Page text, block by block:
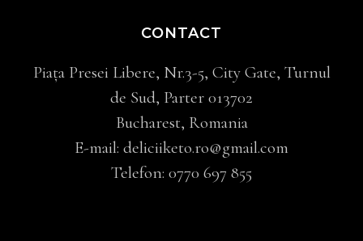
CONTACT
Piața Presei Libere, Nr.3-5, City Gate, Turnul
de Sud, Parter 013702
Bucharest, Romania
E-mail: deliciiketo.ro@gmail.com
Telefon: 0770 697 855